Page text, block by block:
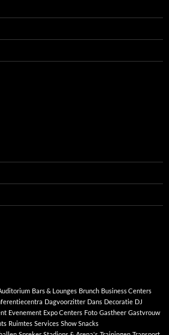
Bars & Lounges Brunch Business Centers
Dagvoorzitter Dans Decoratie DJ
Evenement Expo Centers Foto Gastheer Gastvrouw
Ruimtes Services Show Snacks